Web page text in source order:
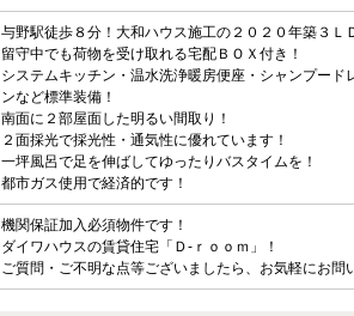
与野駅徒歩８分！大和ハウス施工の２０２０年築３Ｌ
留守中でも荷物を受け取れる宅配ＢＯＸ付き！
システムキッチン・温水洗浄暖房便座・シャンプー
ンなど標準装備！
南面に２部屋面した明るい間取り！
２面採光で採光性・通気性に優れています！
一坪風呂で足を伸ばしてゆったりバスタイムを！
都市ガス使用で経済的です！
機関保証加入必須物件です！
ダイワハウスの賃貸住宅「Ｄ‐ｒｏｏｍ」！
ご質問・ご不明な点等ございましたら、お気軽にお問